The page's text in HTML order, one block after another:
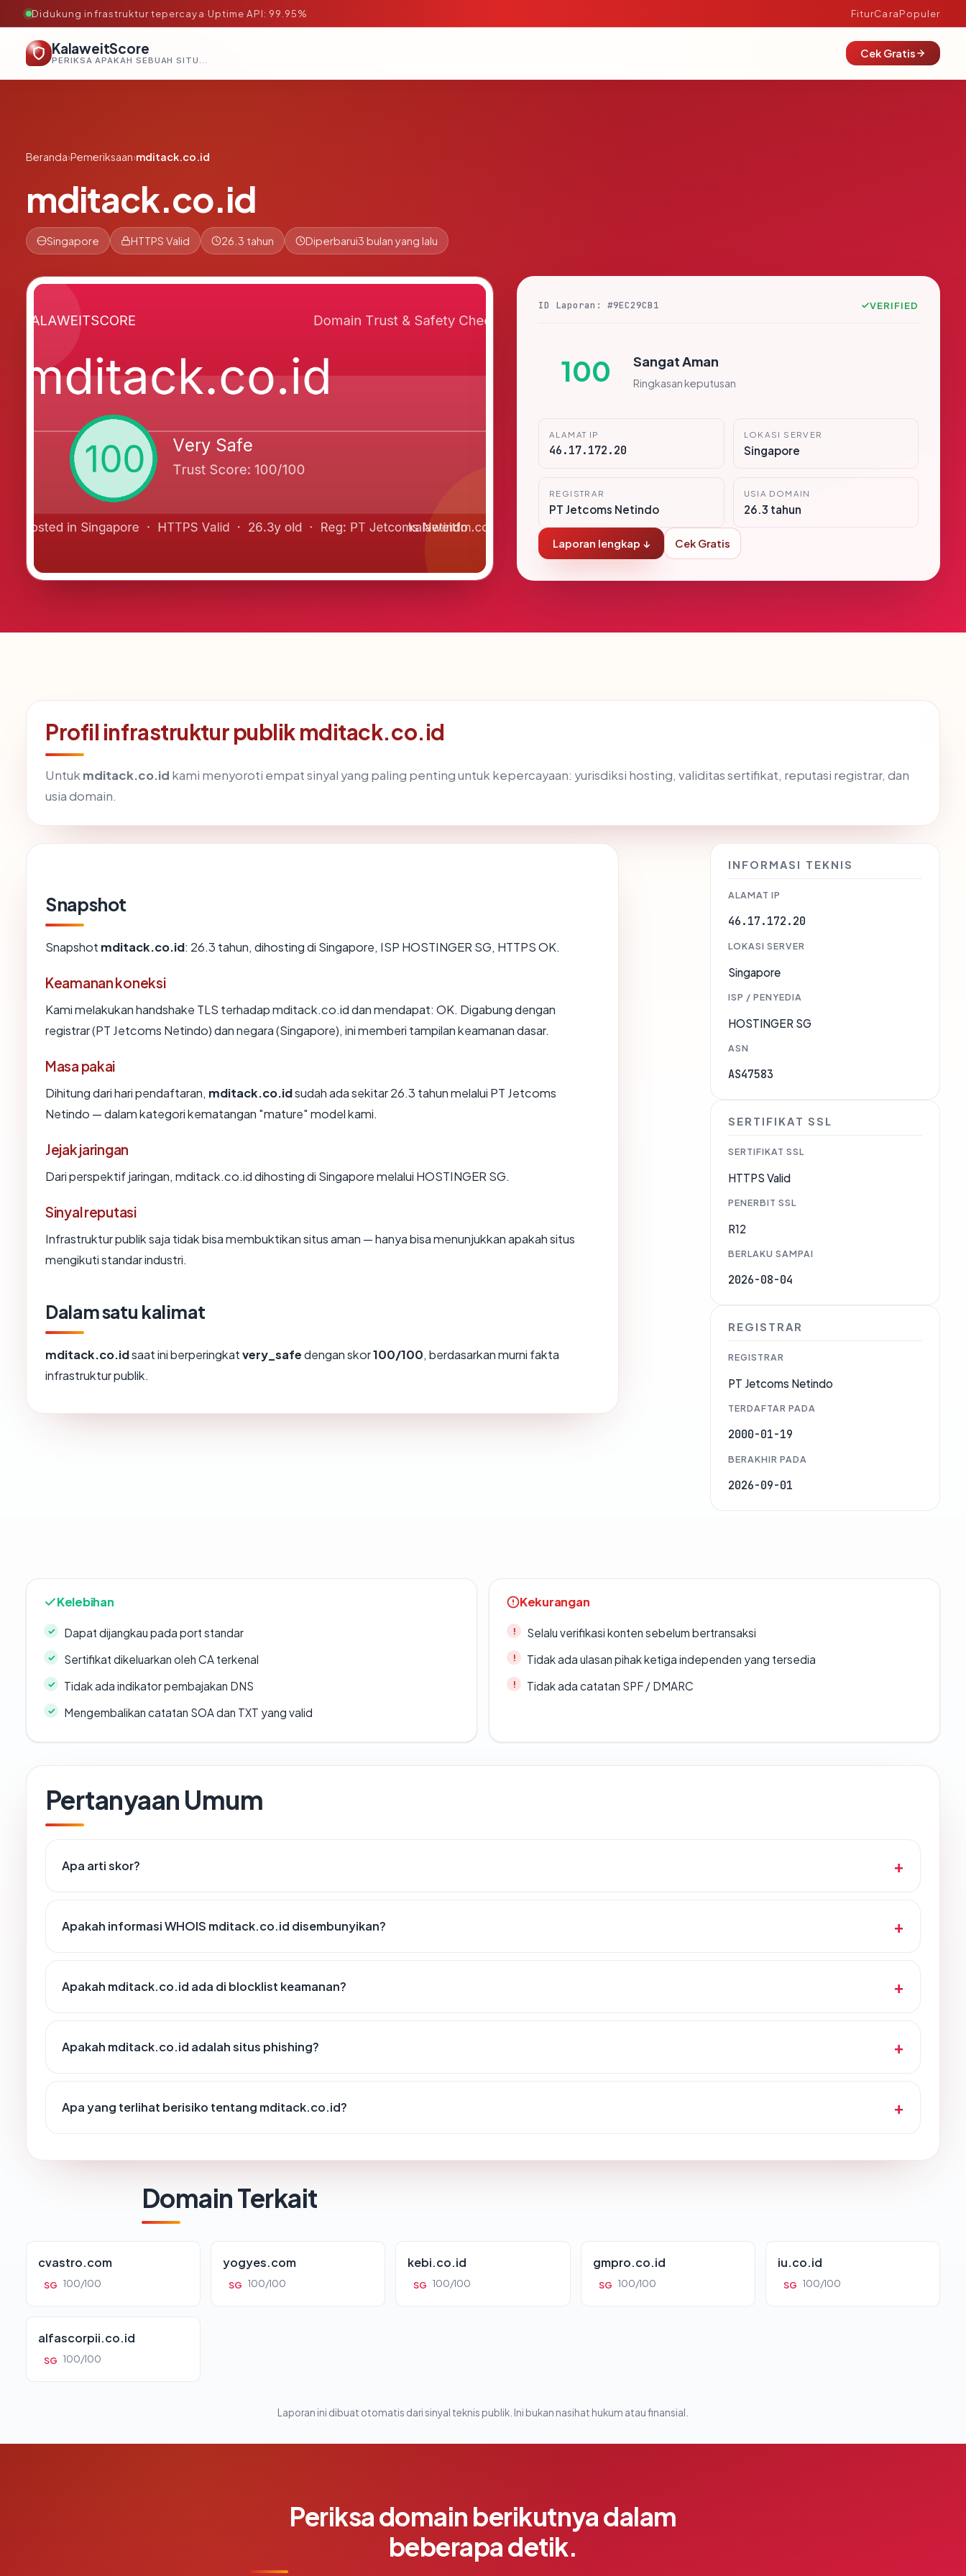
Didukung infrastruktur tepercaya·Uptime API: 99.95% FiturCaraPopuler
KalaweitScore
PERIKSA APAKAH SEBUAH SITUS AMAN, TEPERCAYA, DAN TERVERIFIKASI DALAM HITUNGAN DETIK.
Cek Gratis
Beranda›Pemeriksaan›mditack.co.id
mditack.co.id
Singapore HTTPS Valid 26.3 tahun Diperbarui3 bulan yang lalu
ID Laporan: #9EC29CB1 VERIFIED
100 Sangat Aman
Ringkasan keputusan
ALAMAT IP
46.17.172.20
LOKASI SERVER
Singapore
REGISTRAR
PT Jetcoms Netindo
USIA DOMAIN
26.3 tahun
Laporan lengkap ↓ Cek Gratis
Profil infrastruktur publik mditack.co.id
Untuk mditack.co.id kami menyoroti empat sinyal yang paling penting untuk kepercayaan: yurisdiksi hosting, validitas sertifikat, reputasi registrar, dan
usia domain.
Snapshot
Snapshot mditack.co.id: 26.3 tahun, dihosting di Singapore, ISP HOSTINGER SG, HTTPS OK.
Keamanan koneksi
Kami melakukan handshake TLS terhadap mditack.co.id dan mendapat: OK. Digabung dengan
registrar (PT Jetcoms Netindo) dan negara (Singapore), ini memberi tampilan keamanan dasar.
Masa pakai
Dihitung dari hari pendaftaran, mditack.co.idsudah ada sekitar 26.3 tahun melalui PT Jetcoms
Netindo — dalam kategori kematangan "mature" model kami.
Jejak jaringan
Dari perspektif jaringan, mditack.co.id dihosting di Singapore melalui HOSTINGER SG.
Sinyal reputasi
Infrastruktur publik saja tidak bisa membuktikan situs aman — hanya bisa menunjukkan apakah situs
mengikuti standar industri.
Dalam satu kalimat
mditack.co.idsaat ini berperingkatvery_safedengan skor100/100, berdasarkan murni fakta
infrastruktur publik.
INFORMASI TEKNIS
ALAMAT IP
46.17.172.20
LOKASI SERVER
Singapore
ISP / PENYEDIA
HOSTINGER SG
ASN
AS47583
SERTIFIKAT SSL
SERTIFIKAT SSL
HTTPS Valid
PENERBIT SSL
R12
BERLAKU SAMPAI
2026-08-04
REGISTRAR
REGISTRAR
PT Jetcoms Netindo
TERDAFTAR PADA
2000-01-19
BERAKHIR PADA
2026-09-01
Kelebihan
Dapat dijangkau pada port standar
Sertifikat dikeluarkan oleh CA terkenal
Tidak ada indikator pembajakan DNS
Mengembalikan catatan SOA dan TXT yang valid
Kekurangan
Selalu verifikasi konten sebelum bertransaksi
Tidak ada ulasan pihak ketiga independen yang tersedia
Tidak ada catatan SPF / DMARC
Pertanyaan Umum
Apa arti skor?
Apakah informasi WHOIS mditack.co.id disembunyikan?
Apakah mditack.co.id ada di blocklist keamanan?
Apakah mditack.co.id adalah situs phishing?
Apa yang terlihat berisiko tentang mditack.co.id?
Domain Terkait
cvastro.com
SG 100/100
yogyes.com
SG 100/100
kebi.co.id
SG 100/100
gmpro.co.id
SG 100/100
iu.co.id
SG 100/100
alfascorpii.co.id
SG 100/100
Laporan ini dibuat otomatis dari sinyal teknis publik. Ini bukan nasihat hukum atau finansial.
Periksa domain berikutnya dalam
beberapa detik.